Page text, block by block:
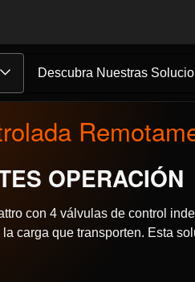
Descubra Nuestras
OPERACIÓN
con 4 válvulas de control
carga que transporten. Esta